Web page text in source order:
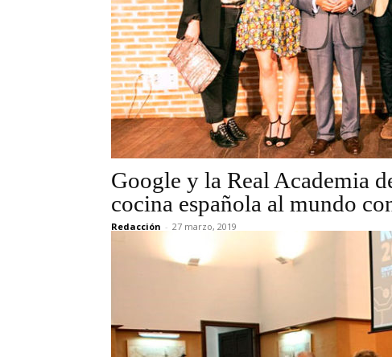
Google y la Real Academia
cocina española al mundo
Redacción - 27 marzo, 2019